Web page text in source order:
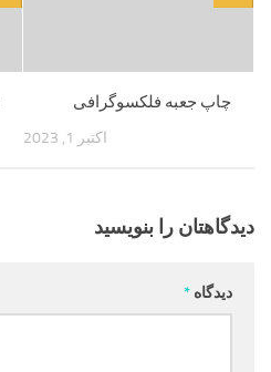
چاپ جعبه فلکسوگرافی
اکتبر 1, 2023
دیدگاهتان را بنویسید
دیدگاه *